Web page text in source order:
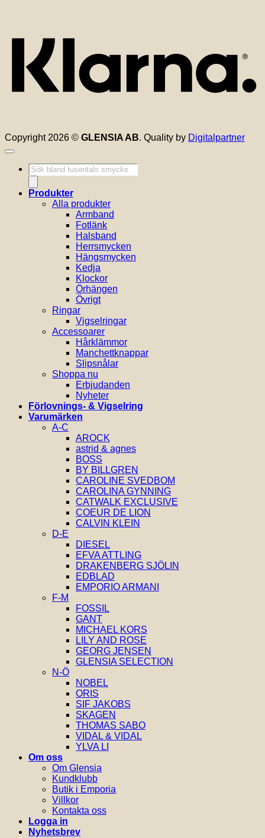
Copyright 2026 © GLENSIA AB. Quality by Digitalpartner
Produktsökning
Produkter
Alla produkter
Armband
Fotlänk
Halsband
Herrsmycken
Hängsmycken
Kedja
Klockor
Örhängen
Övrigt
Ringar
Vigselringar
Accessoarer
Hårklämmor
Manchettknappar
Slipsnålar
Shoppa nu
Erbjudanden
Nyheter
Förlovnings- & Vigselring
Varumärken
A-C
AROCK
astrid & agnes
BOSS
BY BILLGREN
CAROLINE SVEDBOM
CAROLINA GYNNING
CATWALK EXCLUSIVE
COEUR DE LION
CALVIN KLEIN
D-E
DIESEL
EFVA ATTLING
DRAKENBERG SJÖLIN
EDBLAD
EMPORIO ARMANI
F-M
FOSSIL
GANT
MICHAEL KORS
LILY AND ROSE
GEORG JENSEN
GLENSIA SELECTION
N-Ö
NOBEL
ORIS
SIF JAKOBS
SKAGEN
THOMAS SABO
VIDAL & VIDAL
YLVA LI
Om oss
Om Glensia
Kundklubb
Butik i Emporia
Villkor
Kontakta oss
Logga in
Nyhetsbrev